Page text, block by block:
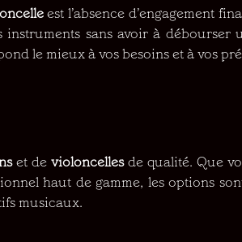
est l’absence d’engagement
sans avoir à débourser
le mieux à vos besoins et à vos
et de violoncelles de qualité. Que
haut de gamme, les options
musicaux.